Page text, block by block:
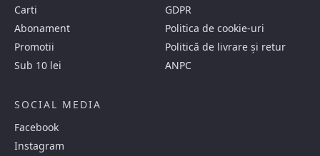
Carti
Abonament
Promotii
Sub 10 lei
GDPR
Politica de cookie-uri
Politică de livrare și retur
ANPC
SOCIAL MEDIA
Facebook
Instagram